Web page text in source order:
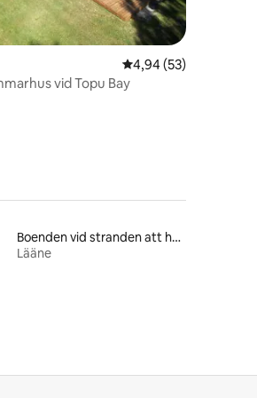
betyg, 86 omdömen
4,94 av 5 i
4,94 (53)
vid Topu Bay
Boenden vid stranden att hyra
Lääne